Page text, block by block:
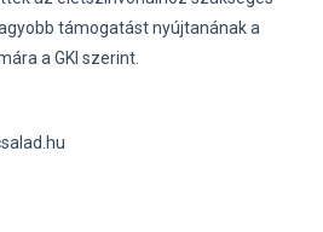
támogatást nyújtanának a
a GKI szerint.